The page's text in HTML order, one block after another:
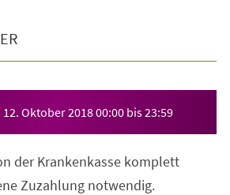
12. Oktober 201800:00 bis23:59
der Krankenkasse komplett
Zuzahlung notwendig.